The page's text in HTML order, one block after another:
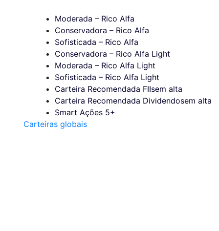
Moderada – Rico Alfa
Conservadora – Rico Alfa
Sofisticada – Rico Alfa
Conservadora – Rico Alfa Light
Moderada – Rico Alfa Light
Sofisticada – Rico Alfa Light
Carteira Recomendada FIIsem alta
Carteira Recomendada Dividendosem alta
Smart Ações 5+
Carteiras globais